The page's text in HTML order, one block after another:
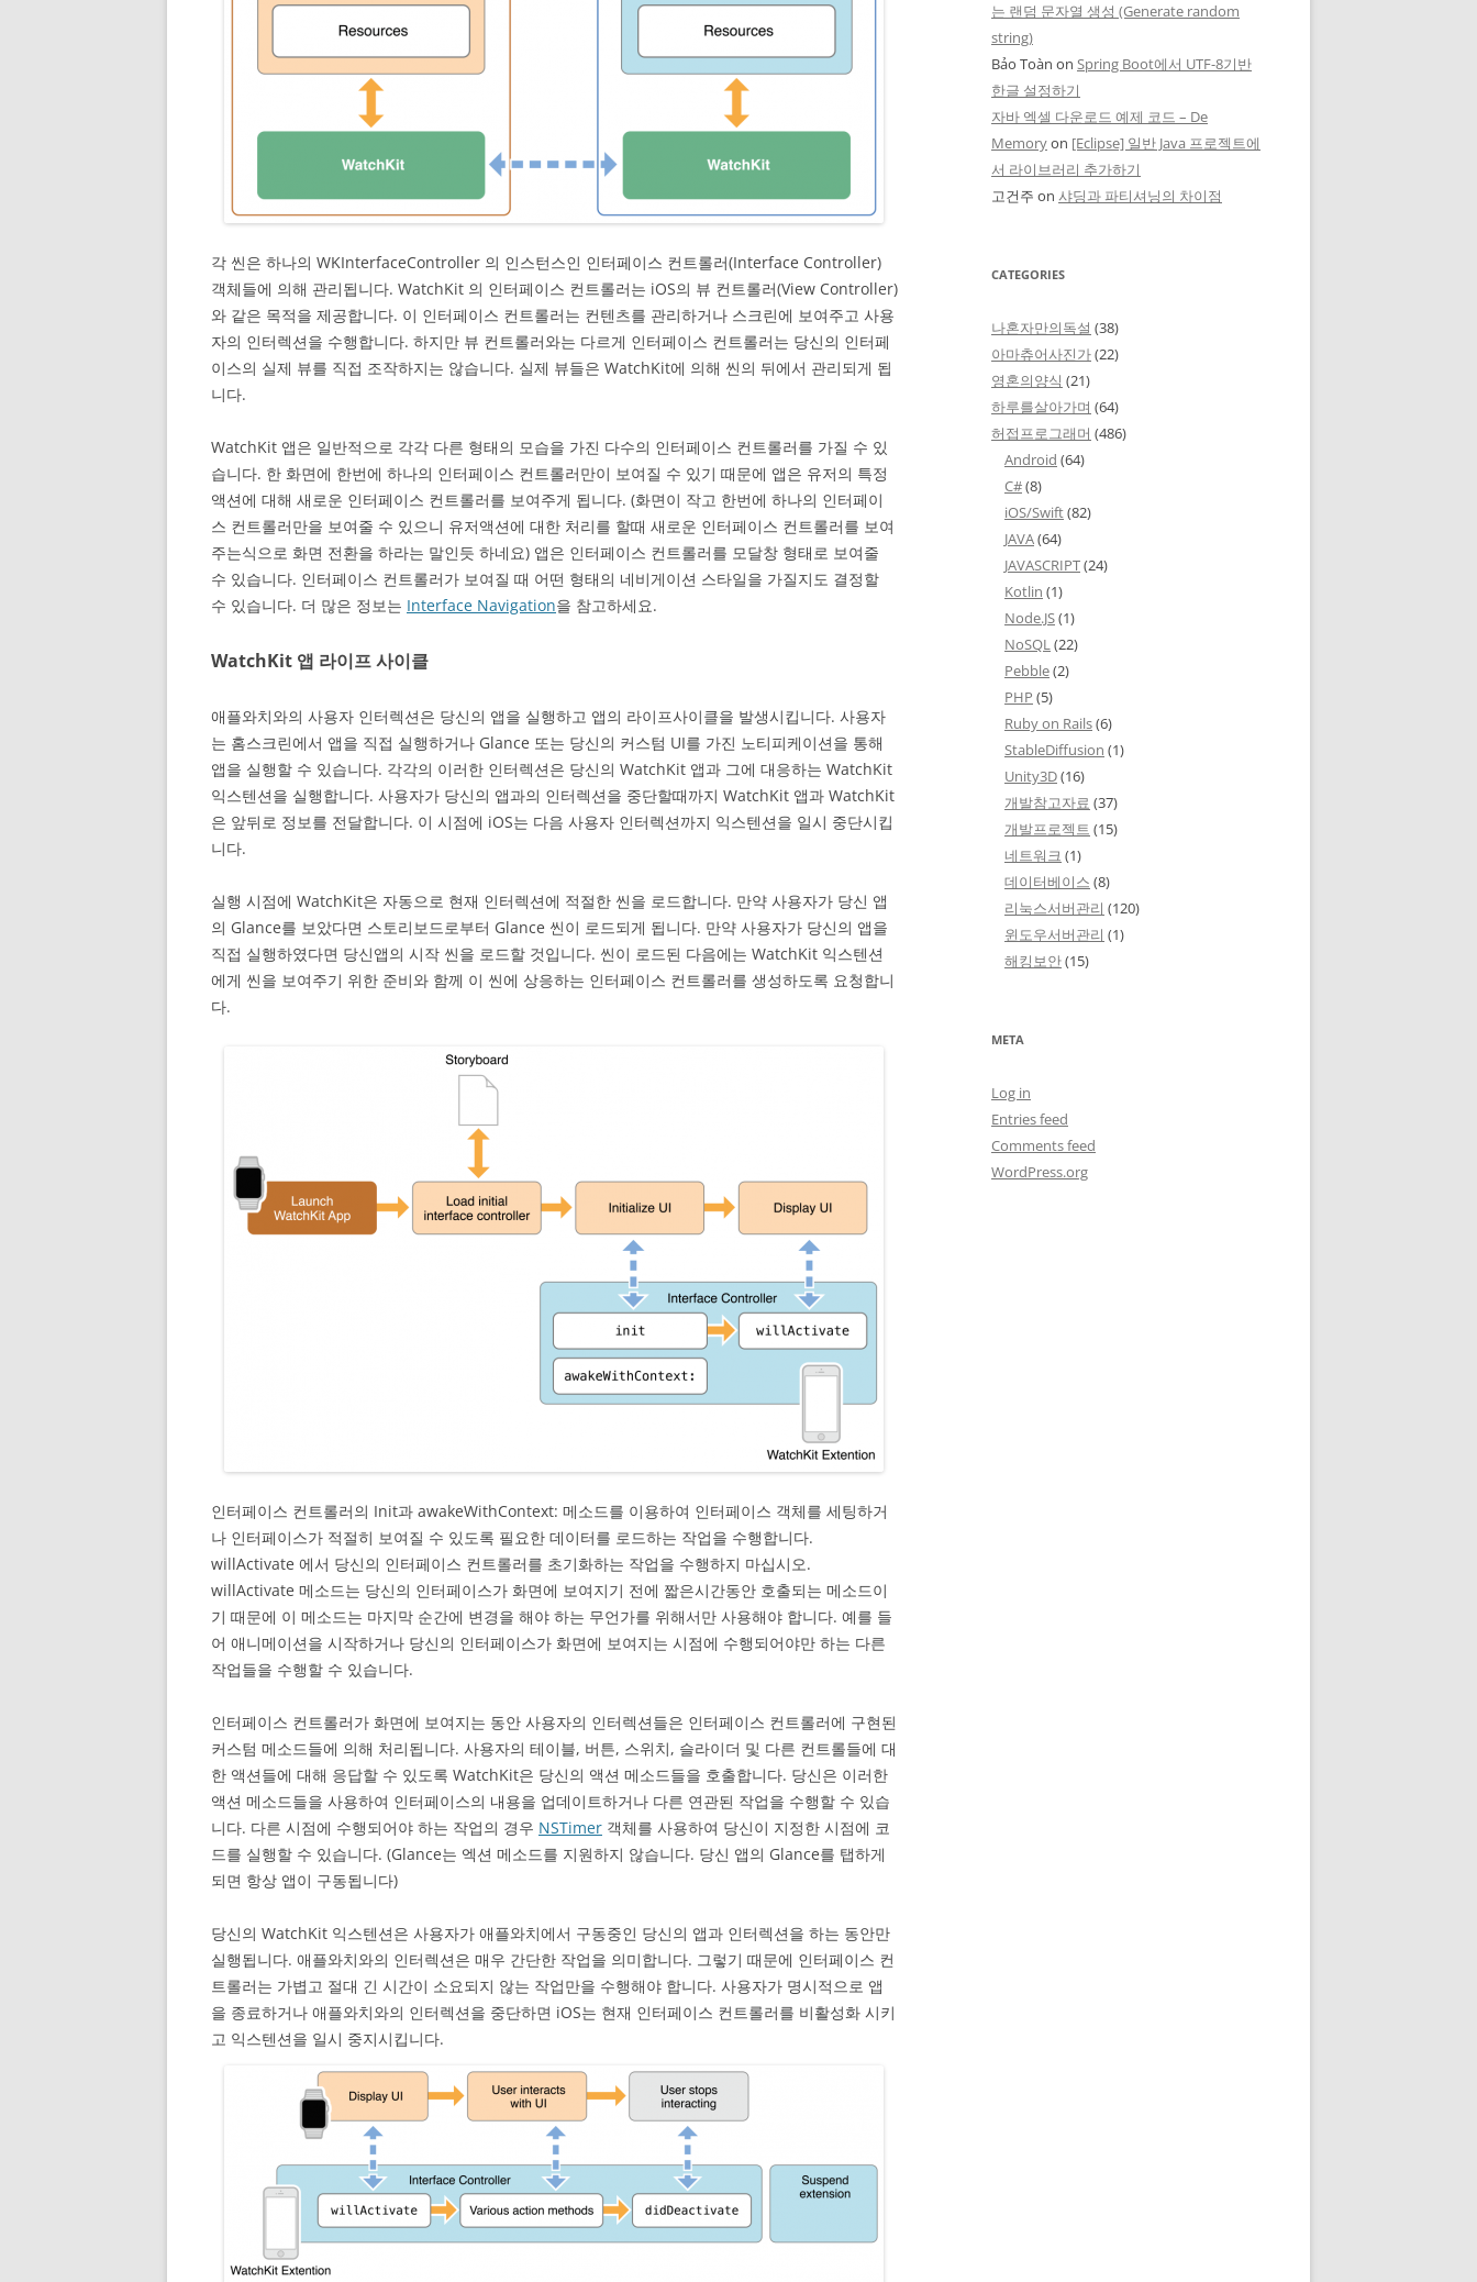
각 씬은 하나의 WKInterfaceController 의 인스턴스인 인터페이스 컨트롤러(Interface Controller)
객체들에 의해 관리됩니다. WatchKit 의 인터페이스 컨트롤러는 iOS의 뷰 컨트롤러(View Controller)
와 같은 목적을 제공합니다. 이 인터페이스 컨트롤러는 컨텐츠를 관리하거나 스크린에 보여주고 사용
자의 인터렉션을 수행합니다. 하지만 뷰 컨트롤러와는 다르게 인터페이스 컨트롤러는 당신의 인터페
이스의 실제 뷰를 직접 조작하지는 않습니다. 실제 뷰들은 WatchKit에 의해 씬의 뒤에서 관리되게 됩
니다.
WatchKit 앱은 일반적으로 각각 다른 형태의 모습을 가진 다수의 인터페이스 컨트롤러를 가질 수 있
습니다. 한 화면에 한번에 하나의 인터페이스 컨트롤러만이 보여질 수 있기 때문에 앱은 유저의 특정
액션에 대해 새로운 인터페이스 컨트롤러를 보여주게 됩니다. (화면이 작고 한번에 하나의 인터페이
스 컨트롤러만을 보여줄 수 있으니 유저액션에 대한 처리를 할때 새로운 인터페이스 컨트롤러를 보여
주는식으로 화면 전환을 하라는 말인듯 하네요) 앱은 인터페이스 컨트롤러를 모달창 형태로 보여줄
수 있습니다. 인터페이스 컨트롤러가 보여질 때 어떤 형태의 네비게이션 스타일을 가질지도 결정할
수 있습니다. 더 많은 정보는 Interface Navigation을 참고하세요.
WatchKit 앱 라이프 사이클
애플와치와의 사용자 인터렉션은 당신의 앱을 실행하고 앱의 라이프사이클을 발생시킵니다. 사용자
는 홈스크린에서 앱을 직접 실행하거나 Glance 또는 당신의 커스텀 UI를 가진 노티피케이션을 통해
앱을 실행할 수 있습니다. 각각의 이러한 인터렉션은 당신의 WatchKit 앱과 그에 대응하는 WatchKit
익스텐션을 실행합니다. 사용자가 당신의 앱과의 인터렉션을 중단할때까지 WatchKit 앱과 WatchKit
은 앞뒤로 정보를 전달합니다. 이 시점에 iOS는 다음 사용자 인터렉션까지 익스텐션을 일시 중단시킵
니다.
실행 시점에 WatchKit은 자동으로 현재 인터렉션에 적절한 씬을 로드합니다. 만약 사용자가 당신 앱
의 Glance를 보았다면 스토리보드로부터 Glance 씬이 로드되게 됩니다. 만약 사용자가 당신의 앱을
직접 실행하였다면 당신앱의 시작 씬을 로드할 것입니다. 씬이 로드된 다음에는 WatchKit 익스텐션
에게 씬을 보여주기 위한 준비와 함께 이 씬에 상응하는 인터페이스 컨트롤러를 생성하도록 요청합니
다.
인터페이스 컨트롤러의 Init과 awakeWithContext: 메소드를 이용하여 인터페이스 객체를 세팅하거
나 인터페이스가 적절히 보여질 수 있도록 필요한 데이터를 로드하는 작업을 수행합니다.
willActivate 에서 당신의 인터페이스 컨트롤러를 초기화하는 작업을 수행하지 마십시오.
willActivate 메소드는 당신의 인터페이스가 화면에 보여지기 전에 짧은시간동안 호출되는 메소드이
기 때문에 이 메소드는 마지막 순간에 변경을 해야 하는 무언가를 위해서만 사용해야 합니다. 예를 들
어 애니메이션을 시작하거나 당신의 인터페이스가 화면에 보여지는 시점에 수행되어야만 하는 다른
작업들을 수행할 수 있습니다.
인터페이스 컨트롤러가 화면에 보여지는 동안 사용자의 인터렉션들은 인터페이스 컨트롤러에 구현된
커스텀 메소드들에 의해 처리됩니다. 사용자의 테이블, 버튼, 스위치, 슬라이더 및 다른 컨트롤들에 대
한 액션들에 대해 응답할 수 있도록 WatchKit은 당신의 액션 메소드들을 호출합니다. 당신은 이러한
액션 메소드들을 사용하여 인터페이스의 내용을 업데이트하거나 다른 연관된 작업을 수행할 수 있습
니다. 다른 시점에 수행되어야 하는 작업의 경우 NSTimer 객체를 사용하여 당신이 지정한 시점에 코
드를 실행할 수 있습니다. (Glance는 엑션 메소드를 지원하지 않습니다. 당신 앱의 Glance를 탭하게
되면 항상 앱이 구동됩니다)
당신의 WatchKit 익스텐션은 사용자가 애플와치에서 구동중인 당신의 앱과 인터렉션을 하는 동안만
실행됩니다. 애플와치와의 인터렉션은 매우 간단한 작업을 의미합니다. 그렇기 때문에 인터페이스 컨
트롤러는 가볍고 절대 긴 시간이 소요되지 않는 작업만을 수행해야 합니다. 사용자가 명시적으로 앱
을 종료하거나 애플와치와의 인터렉션을 중단하면 iOS는 현재 인터페이스 컨트롤러를 비활성화 시키
고 익스텐션을 일시 중지시킵니다.
는 랜덤 문자열 생성 (Generate random
string)
Bảo Toàn on Spring Boot에서 UTF-8기반
한글 설정하기
자바 엑셀 다운로드 예제 코드 – De
Memoryon [Eclipse] 일반 Java 프로젝트에
서 라이브러리 추가하기
고건주 on 샤딩과 파티셔닝의 차이점
CATEGORIES
나혼자만의독설 (38)
아마츄어사진가(22)
영혼의양식 (21)
하루를살아가며 (64)
허접프로그래머 (486)
Android (64)
C#(8)
iOS/Swift(82)
JAVA(64)
JAVASCRIPT(24)
Kotlin (1)
Node.JS(1)
NoSQL(22)
Pebble(2)
PHP (5)
Ruby on Rails(6)
StableDiffusion (1)
Unity3D(16)
개발참고자료 (37)
개발프로젝트 (15)
네트워크 (1)
데이터베이스 (8)
리눅스서버관리 (120)
윈도우서버관리 (1)
해킹보안(15)
META
Log in
Entries feed
Comments feed
WordPress.org